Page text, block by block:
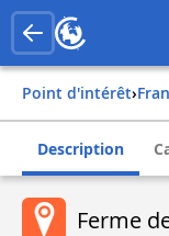
Point d'intérêt›
Description
Ferme